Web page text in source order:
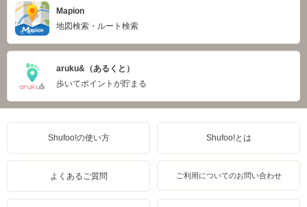
Mapion
地図検索・ルート検索
aruku&（あるくと）
歩いてポイントが貯まる
Shufoo!の使い方 Shufoo!とは
よくあるご質問 ご利用についてのお問い合わせ